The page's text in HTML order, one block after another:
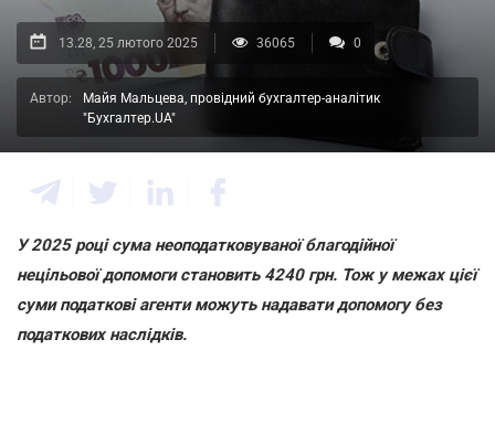
13.28, 25 лютого 2025 36065 0
Автор:
Майя Мальцева, провідний бухгалтер-аналітик
"Бухгалтер.UA"
У 2025 році сума неоподатковуваної благодійної
нецільової допомоги становить 4240 грн. Тож у межах цієї
суми податкові агенти можуть надавати допомогу без
податкових наслідків.